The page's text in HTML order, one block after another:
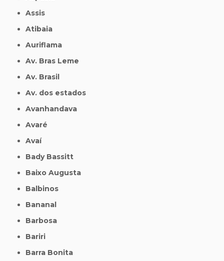
Assis
Atibaia
Auriflama
Av. Bras Leme
Av. Brasil
Av. dos estados
Avanhandava
Avaré
Avaí
Bady Bassitt
Baixo Augusta
Balbinos
Bananal
Barbosa
Bariri
Barra Bonita